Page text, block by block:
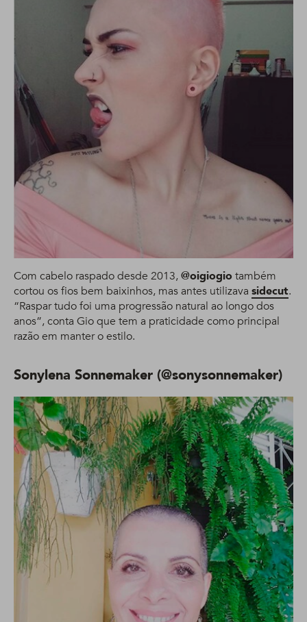
Com cabelo raspado desde 2013,@oigiogio também
cortou os fios bem baixinhos, mas antes utilizava sidecut.
“Raspar tudo foi uma progressão natural ao longo dos
anos”, conta Gio que tem a praticidade como principal
razão em manter o estilo.
Sonylena Sonnemaker (@sonysonnemaker)